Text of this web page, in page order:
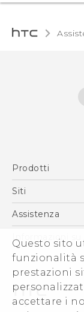
Questo sito
funzionalità
prestazioni
accettare i
English
Prodotti
Smartphone
Vive
Accessori
Siti
HTC VIVE
Assistenza
Ecommerce
Informazioni su
ESG
Uffici
Investitori